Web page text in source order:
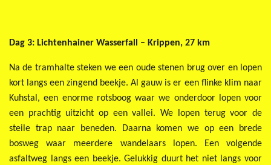
Dag 3: Lichtenhainer Wasserfall – Krippen, 27 km
Na de tramhalte steken we een oude stenen brug over en lopen
kort langs een zingend beekje. Al gauw is er een flinke klim naar
Kuhstal, een enorme rotsboog waar we onderdoor lopen voor
een prachtig uitzicht op een vallei. We lopen terug voor de
steile trap naar beneden. Daarna komen we op een brede
bosweg waar meerdere wandelaars lopen. Een volgende
asfaltweg langs een beekje. Gelukkig duurt het niet langs voor